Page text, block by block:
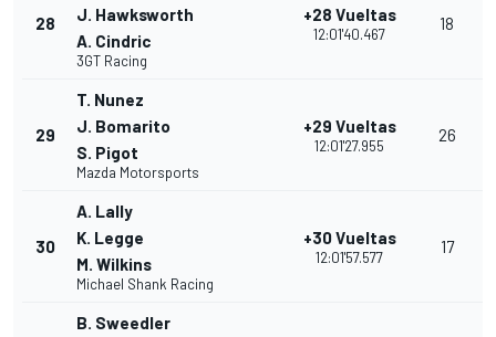
28
J. Hawksworth
A. Cindric
3GT Racing
+28 Vueltas
12:01'40.467
18
29
T. Nunez
J. Bomarito
S. Pigot
Mazda Motorsports
+29 Vueltas
12:01'27.955
26
30
A. Lally
K. Legge
M. Wilkins
Michael Shank Racing
+30 Vueltas
12:01'57.577
17
B. Sweedler